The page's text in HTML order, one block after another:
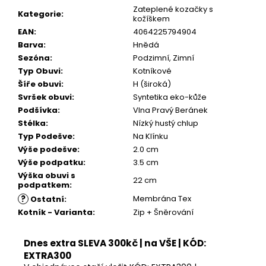
Kategorie:
Zateplené kozačky s
kožíškem
EAN:
4064225794904
Barva:
Hnědá
Sezóna:
Podzimní, Zimní
Typ Obuvi:
Kotníkové
Šíře obuvi:
H (široká)
Svršek obuvi:
Syntetika eko-kůže
Podšívka:
Vlna Pravý Beránek
Stélka:
Nízký hustý chlup
Typ Podešve:
Na Klínku
Výše podešve:
2.0 cm
Výše podpatku:
3.5 cm
Výška obuvi s
podpatkem: 22 cm
? Ostatní:
Membrána Tex
Kotník - Varianta: Zip + Šněrování
Dnes extra SLEVA 300kč | na VŠE | KÓD:
EXTRA300
Kč